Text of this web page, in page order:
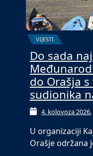
VIJESTI
Do sada
do Orašja
sudionika
4. kolovoza 2026.
U organizaciji
Orašje održana